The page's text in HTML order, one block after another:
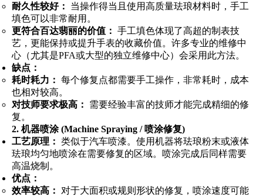
耐久性较好：
当操作得当且使用高质量珐琅材料时，手工
填色可以非常耐用。
更符合百达翡丽的价值： 手工填色体现了高超的制表技
艺，更能保持或提升手表的收藏价值。许多专业的维修中
心（尤其是PFA或大型的独立维修中心）会采用此方法。
缺点：
耗时耗力： 每个修复点都需要手工操作，非常耗时，成本
也相对较高。
对技师要求极高：
需要经验丰富的技师才能完成精细的修
复。
2. 机器喷涂 (Machine Spraying / 喷涂修复)
工艺原理： 类似于汽车喷漆。使用机器将珐琅粉末或液体
珐琅均匀地喷涂在需要修复的区域。喷涂完成后同样需要
高温烧制。
优点：
效率较高：
对于大面积或规则形状的修复，喷涂速度可能